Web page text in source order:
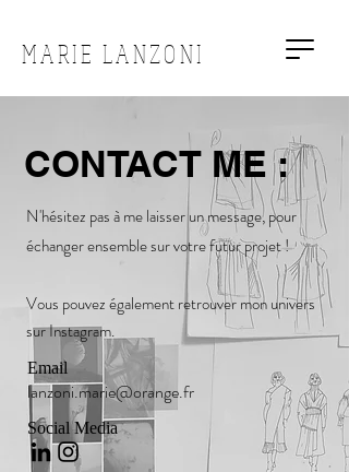
MARIE LANZONI
CONTACT ME :
N'hésitez pas à me laisser un message, pour
échanger ensemble sur votre futur projet !
Vous pouvez également retrouver mon univers
surInstagram.
Email
lanzoni.marie@orange.fr
Social Media